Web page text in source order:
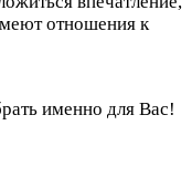
отношения к
именно для Вас!